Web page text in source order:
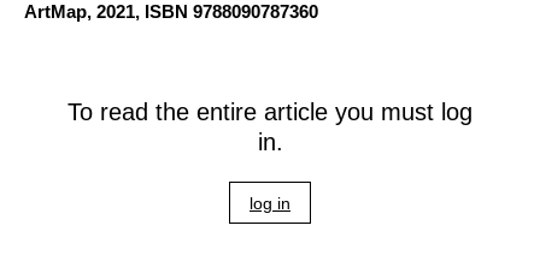
ArtMap, 2021, ISBN 9788090787360
To read the entire article you must log
in.
log in